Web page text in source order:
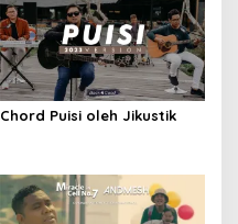
Chord Puisi oleh Jikustik